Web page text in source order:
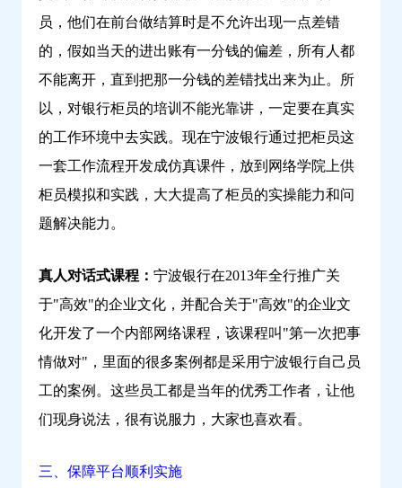
员，他们在前台做结算时是不允许出现一点差错
的，假如当天的进出账有一分钱的偏差，所有人都
不能离开，直到把那一分钱的差错找出来为止。所
以，对银行柜员的培训不能光靠讲，一定要在真实
的工作环境中去实践。现在宁波银行通过把柜员这
一套工作流程开发成仿真课件，放到网络学院上供
柜员模拟和实践，大大提高了柜员的实操能力和问
题解决能力。
真人对话式课程： 宁波银行在2013年全行推广关
于"高效"的企业文化，并配合关于"高效"的企业文
化开发了一个内部网络课程，该课程叫"第一次把事
情做对"，里面的很多案例都是采用宁波银行自己员
工的案例。这些员工都是当年的优秀工作者，让他
们现身说法，很有说服力，大家也喜欢看。
三、保障平台顺利实施